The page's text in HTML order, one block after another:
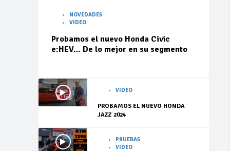
NOVEDADES
VIDEO
Probamos el nuevo Honda Civic
e:HEV… De lo mejor en su segmento
VIDEO
PROBAMOS EL NUEVO HONDA
JAZZ 2024
PRUEBAS
VIDEO